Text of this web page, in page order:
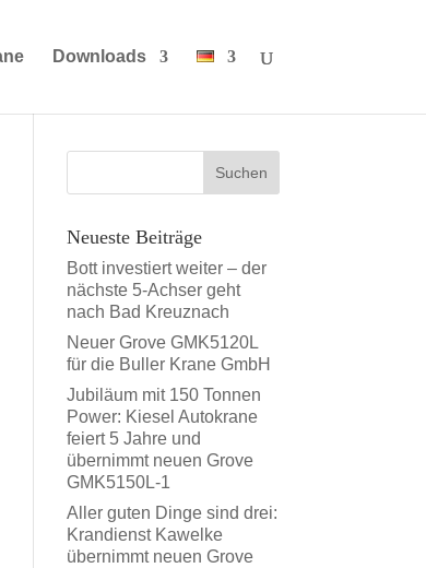
Downloads
Neueste Beiträge
Bott investiert weiter – der
nächste 5-Achser geht
nach Bad Kreuznach
Neuer Grove GMK5120L
für die Buller Krane GmbH
Jubiläum mit 150 Tonnen
Power: Kiesel Autokrane
feiert 5 Jahre und
übernimmt neuen Grove
GMK5150L-1
Aller guten Dinge sind drei:
Krandienst Kawelke
übernimmt neuen Grove